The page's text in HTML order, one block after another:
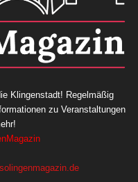
Klingenstadt! Regelmäßig
zu Veranstaltungen